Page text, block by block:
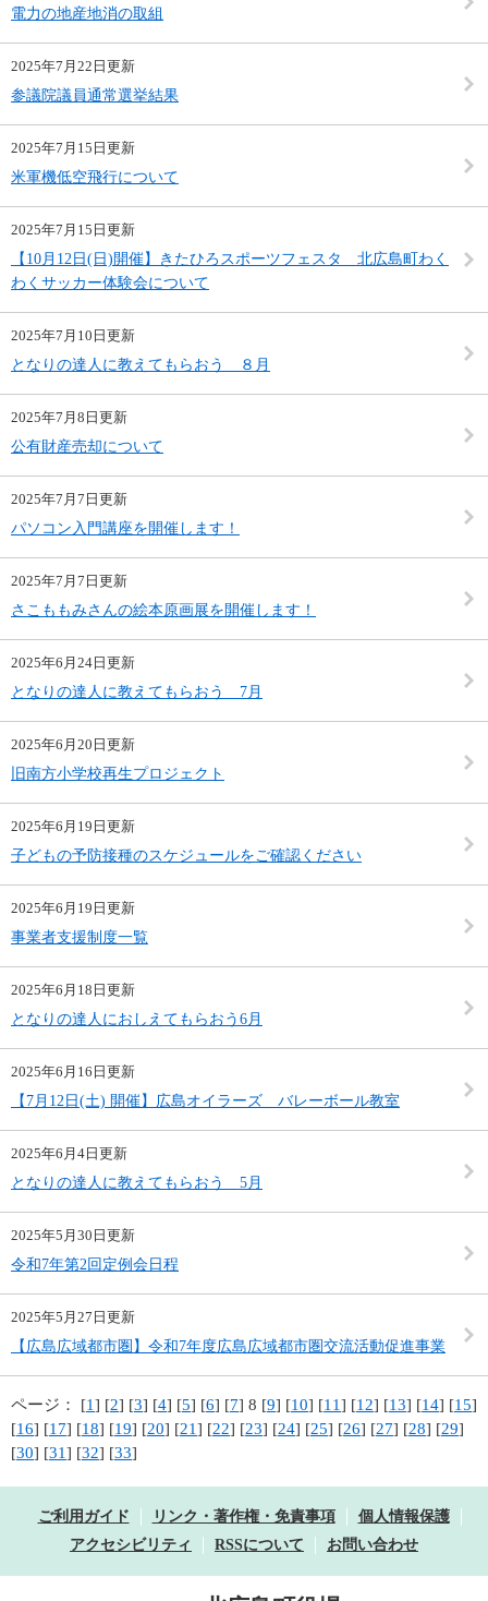
電力の地産地消の取組
2025年7月22日更新
参議院議員通常選挙結果
2025年7月15日更新
米軍機低空飛行について
2025年7月15日更新
【10月12日(日)開催】きたひろスポーツフェスタ 北広島町わく
わくサッカー体験会について
2025年7月10日更新
となりの達人に教えてもらおう ８月
2025年7月8日更新
公有財産売却について
2025年7月7日更新
パソコン入門講座を開催します！
2025年7月7日更新
さこももみさんの絵本原画展を開催します！
2025年6月24日更新
となりの達人に教えてもらおう 7月
2025年6月20日更新
旧南方小学校再生プロジェクト
2025年6月19日更新
子どもの予防接種のスケジュールをご確認ください
2025年6月19日更新
事業者支援制度一覧
2025年6月18日更新
となりの達人におしえてもらおう6月
2025年6月16日更新
【7月12日(土) 開催】広島オイラーズ バレーボール教室
2025年6月4日更新
となりの達人に教えてもらおう 5月
2025年5月30日更新
令和7年第2回定例会日程
2025年5月27日更新
【広島広域都市圏】令和7年度広島広域都市圏交流活動促進事業
ページ： [1] [2] [3] [4] [5] [6] [7] 8 [9] [10] [11] [12] [13] [14] [15]
[16] [17] [18] [19] [20] [21] [22] [23] [24] [25] [26] [27] [28] [29]
[30] [31] [32] [33]
ご利用ガイド リンク・著作権・免責事項
個人情報保護
アクセシビリティ
RSSについて お問い合わせ